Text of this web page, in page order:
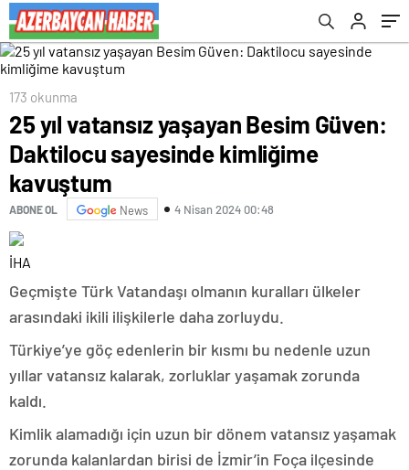
173 okunma
25 yıl vatansız yaşayan Besim Güven:
Daktilocu sayesinde kimliğime
kavuştum
ABONE OL News 4 Nisan 2024 00:48
İHA
Geçmişte Türk Vatandaşı olmanın kuralları ülkeler
arasındaki ikili ilişkilerle daha zorluydu.
Türkiye’ye göç edenlerin bir kısmı bu nedenle uzun
yıllar vatansız kalarak, zorluklar yaşamak zorunda
kaldı.
Kimlik alamadığı için uzun bir dönem vatansız yaşamak
zorunda kalanlardan birisi de İzmir’in Foça ilçesinde